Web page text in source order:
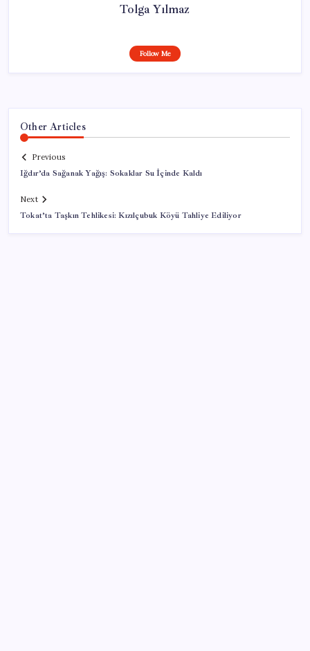
Tolga Yılmaz
Follow Me
Other Articles
Previous
Iğdır’da Sağanak Yağış: Sokaklar Su İçinde Kaldı
Next
Tokat’ta Taşkın Tehlikesi: Kızılçubuk Köyü Tahliye Ediliyor